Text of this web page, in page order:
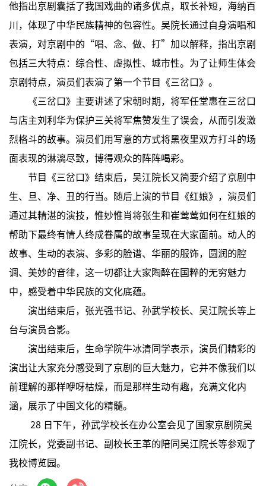
他指出京剧囊括了我国戏曲的诸多优点，取长补短，海纳百
川，体现了中华民族精神的包容性。吴院长通过自身演唱和
表演，对京剧中的“唱、念、做、打”加以解释，指出京剧
包括三大特点：综合性、虚拟性、城市性。为了让师生体会
京剧特点，演员们表演了第一个节目《三岔口》。
《三岔口》主要讲述了宋朝时期，将军任堂惠在三岔口
与店主刘利华为保护三关将军焦赞发生了误会，从而引发激
烈格斗的故事。演员们用写意的方式将黑夜里双方打斗的场
面表现的淋漓尽致，博得观众的阵阵喝彩。
节目《三岔口》结束后，吴江院长又简要介绍了京剧中
生、旦、净、丑的行当。随后上演的节目《红娘》，演员们
通过其精湛的演技，惟妙惟肖将张生和崔莺莺如何在红娘的
帮助下最终有情人终成眷属的故事呈现在大家面前。动人的
故事、生动的表演、多彩的脸谱、华丽的服饰，圆润的腔
调、美妙的音律，这一切都让大家陶醉在国粹的无穷魅力
中，感受着中华民族的文化底蕴。
演出结束后，张光强书记、孙武学校长、吴江院长等上
台与演员合影。
演出结束后，生命学院牛冰清同学表示，演员们精彩的
演出让大家充分感受到了京剧的巨大魅力，它并不像我们以
前理解的那样咿呀枯燥，而是那样生动有趣，充满文化内
涵，展示了中国文化的精髓。
28 日下午，孙武学校长在办公室会见了国家京剧院吴
江院长，党委副书记、副校长王革的陪同吴江院长等参观了
我校博览园。